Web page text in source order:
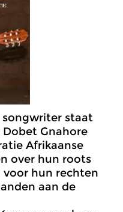
songwriter staat
Gnahore
Afrikaanse
over hun roots
voor hun rechten
aan de